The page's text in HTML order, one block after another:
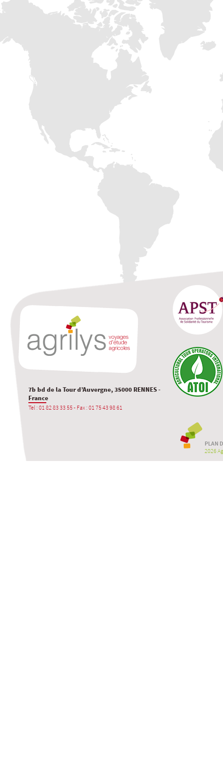
7b bd de la Tour d’Auvergne, 35000 RENNES -
France
Tel : 01 82 83 33 55 - Fax : 01 75 43 98 61
PLAN
2026